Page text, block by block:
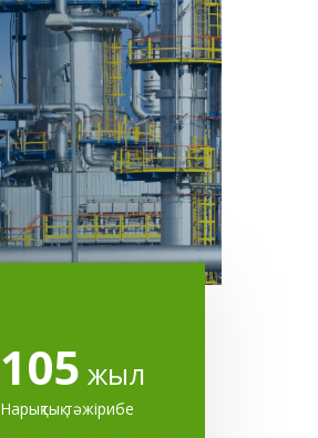
105 жыл
Нарықтық тәжірибе